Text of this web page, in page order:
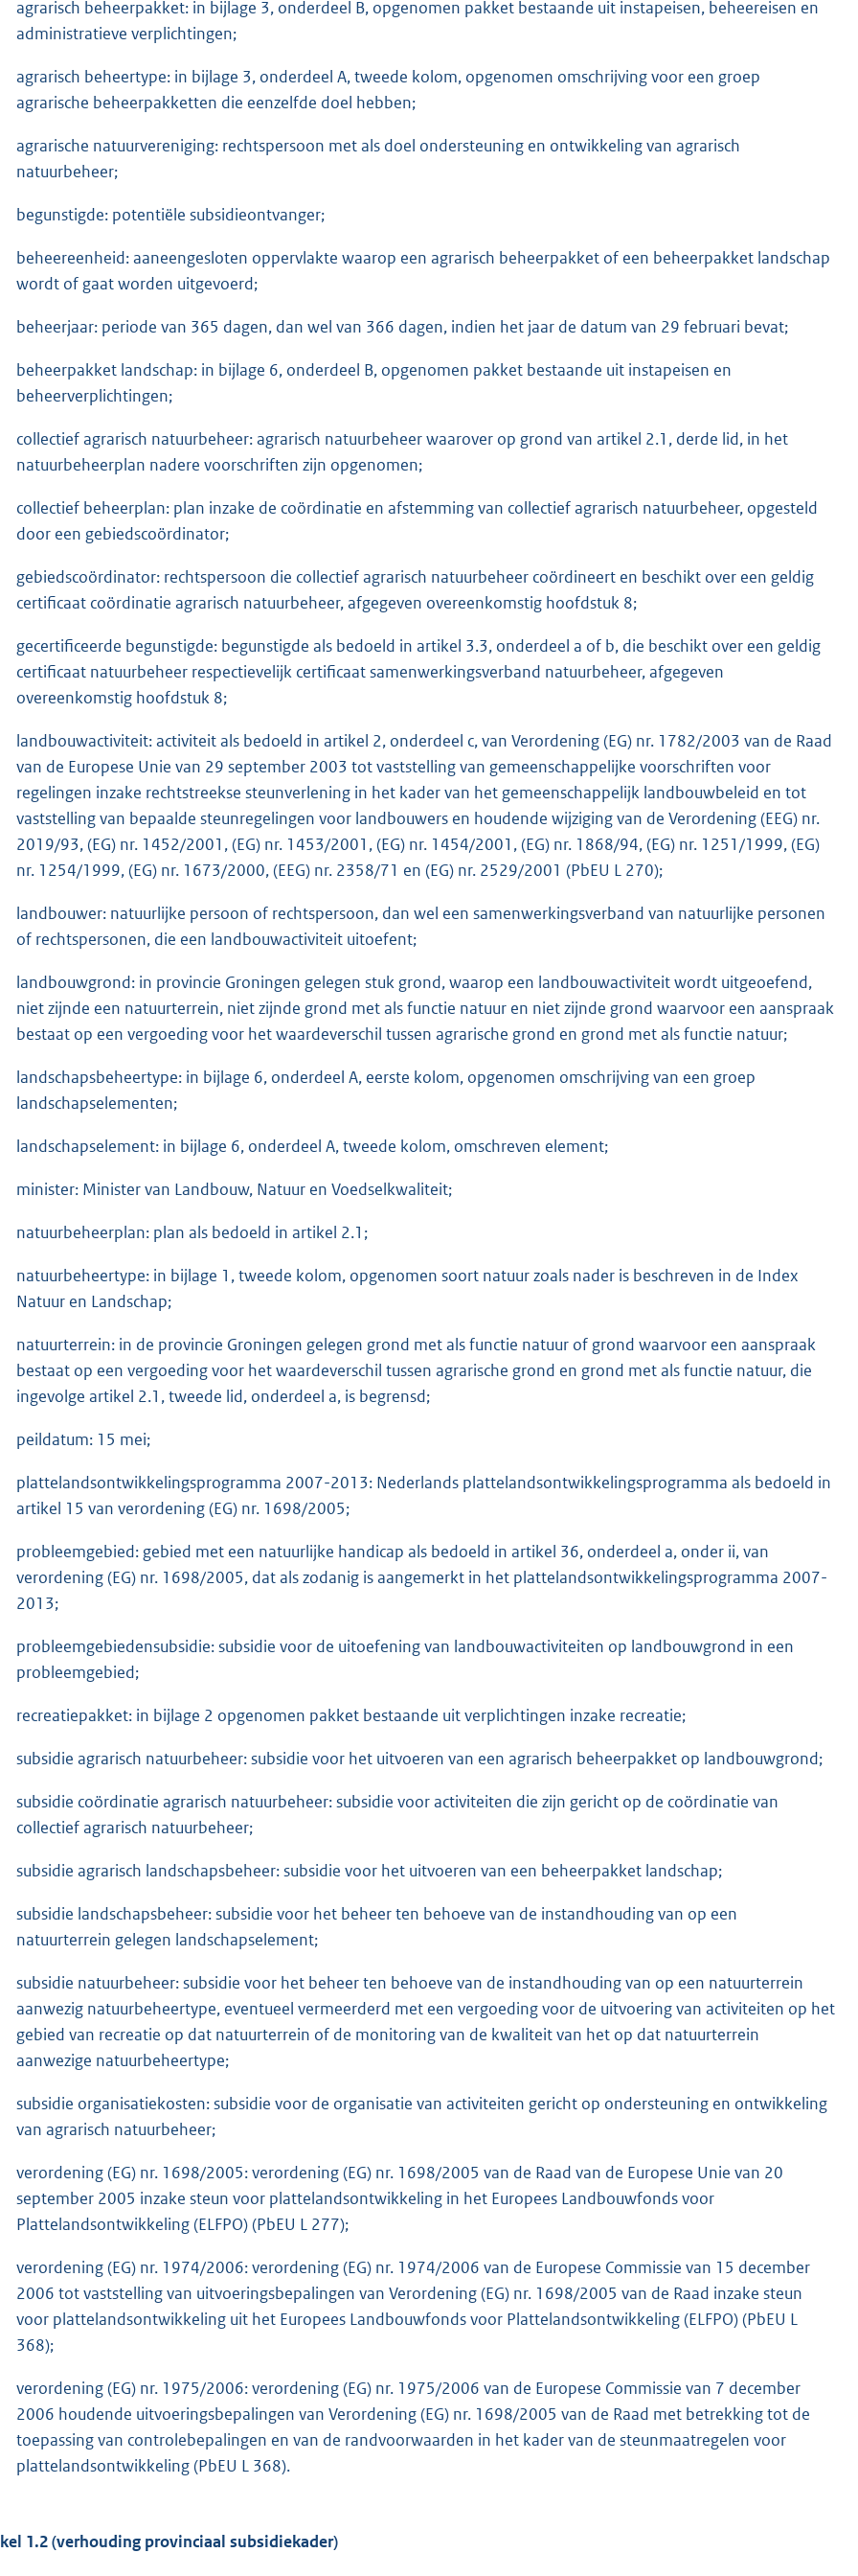
agrarisch beheerpakket: in bijlage 3, onderdeel B, opgenomen pakket bestaande uit instapeisen, beheereisen en
administratieve verplichtingen;
agrarisch beheertype: in bijlage 3, onderdeel A, tweede kolom, opgenomen omschrijving voor een groep
agrarische beheerpakketten die eenzelfde doel hebben;
agrarische natuurvereniging: rechtspersoon met als doel ondersteuning en ontwikkeling van agrarisch
natuurbeheer;
begunstigde: potentiële subsidieontvanger;
beheereenheid: aaneengesloten oppervlakte waarop een agrarisch beheerpakket of een beheerpakket landschap
wordt of gaat worden uitgevoerd;
beheerjaar: periode van 365 dagen, dan wel van 366 dagen, indien het jaar de datum van 29 februari bevat;
beheerpakket landschap: in bijlage 6, onderdeel B, opgenomen pakket bestaande uit instapeisen en
beheerverplichtingen;
collectief agrarisch natuurbeheer: agrarisch natuurbeheer waarover op grond van artikel 2.1, derde lid, in het
natuurbeheerplan nadere voorschriften zijn opgenomen;
collectief beheerplan: plan inzake de coördinatie en afstemming van collectief agrarisch natuurbeheer, opgesteld
door een gebiedscoördinator;
gebiedscoördinator: rechtspersoon die collectief agrarisch natuurbeheer coördineert en beschikt over een geldig
certificaat coördinatie agrarisch natuurbeheer, afgegeven overeenkomstig hoofdstuk 8;
gecertificeerde begunstigde: begunstigde als bedoeld in artikel 3.3, onderdeel a of b, die beschikt over een geldig
certificaat natuurbeheer respectievelijk certificaat samenwerkingsverband natuurbeheer, afgegeven
overeenkomstig hoofdstuk 8;
landbouwactiviteit: activiteit als bedoeld in artikel 2, onderdeel c, van Verordening (EG) nr. 1782/2003 van de Raad
van de Europese Unie van 29 september 2003 tot vaststelling van gemeenschappelijke voorschriften voor
regelingen inzake rechtstreekse steunverlening in het kader van het gemeenschappelijk landbouwbeleid en tot
vaststelling van bepaalde steunregelingen voor landbouwers en houdende wijziging van de Verordening (EEG) nr.
2019/93, (EG) nr. 1452/2001, (EG) nr. 1453/2001, (EG) nr. 1454/2001, (EG) nr. 1868/94, (EG) nr. 1251/1999, (EG)
nr. 1254/1999, (EG) nr. 1673/2000, (EEG) nr. 2358/71 en (EG) nr. 2529/2001 (PbEU L 270);
landbouwer: natuurlijke persoon of rechtspersoon, dan wel een samenwerkingsverband van natuurlijke personen
of rechtspersonen, die een landbouwactiviteit uitoefent;
landbouwgrond: in provincie Groningen gelegen stuk grond, waarop een landbouwactiviteit wordt uitgeoefend,
niet zijnde een natuurterrein, niet zijnde grond met als functie natuur en niet zijnde grond waarvoor een aanspraak
bestaat op een vergoeding voor het waardeverschil tussen agrarische grond en grond met als functie natuur;
landschapsbeheertype: in bijlage 6, onderdeel A, eerste kolom, opgenomen omschrijving van een groep
landschapselementen;
landschapselement: in bijlage 6, onderdeel A, tweede kolom, omschreven element;
minister: Minister van Landbouw, Natuur en Voedselkwaliteit;
natuurbeheerplan: plan als bedoeld in artikel 2.1;
natuurbeheertype: in bijlage 1, tweede kolom, opgenomen soort natuur zoals nader is beschreven in de Index
Natuur en Landschap;
natuurterrein: in de provincie Groningen gelegen grond met als functie natuur of grond waarvoor een aanspraak
bestaat op een vergoeding voor het waardeverschil tussen agrarische grond en grond met als functie natuur, die
ingevolge artikel 2.1, tweede lid, onderdeel a, is begrensd;
peildatum: 15 mei;
plattelandsontwikkelingsprogramma 2007-2013: Nederlands plattelandsontwikkelingsprogramma als bedoeld in
artikel 15 van verordening (EG) nr. 1698/2005;
probleemgebied: gebied met een natuurlijke handicap als bedoeld in artikel 36, onderdeel a, onder ii, van
verordening (EG) nr. 1698/2005, dat als zodanig is aangemerkt in het plattelandsontwikkelingsprogramma 2007-
2013;
probleemgebiedensubsidie: subsidie voor de uitoefening van landbouwactiviteiten op landbouwgrond in een
probleemgebied;
recreatiepakket: in bijlage 2 opgenomen pakket bestaande uit verplichtingen inzake recreatie;
subsidie agrarisch natuurbeheer: subsidie voor het uitvoeren van een agrarisch beheerpakket op landbouwgrond;
subsidie coördinatie agrarisch natuurbeheer: subsidie voor activiteiten die zijn gericht op de coördinatie van
collectief agrarisch natuurbeheer;
subsidie agrarisch landschapsbeheer: subsidie voor het uitvoeren van een beheerpakket landschap;
subsidie landschapsbeheer: subsidie voor het beheer ten behoeve van de instandhouding van op een
natuurterrein gelegen landschapselement;
subsidie natuurbeheer: subsidie voor het beheer ten behoeve van de instandhouding van op een natuurterrein
aanwezig natuurbeheertype, eventueel vermeerderd met een vergoeding voor de uitvoering van activiteiten op het
gebied van recreatie op dat natuurterrein of de monitoring van de kwaliteit van het op dat natuurterrein
aanwezige natuurbeheertype;
subsidie organisatiekosten: subsidie voor de organisatie van activiteiten gericht op ondersteuning en ontwikkeling
van agrarisch natuurbeheer;
verordening (EG) nr. 1698/2005: verordening (EG) nr. 1698/2005 van de Raad van de Europese Unie van 20
september 2005 inzake steun voor plattelandsontwikkeling in het Europees Landbouwfonds voor
Plattelandsontwikkeling (ELFPO) (PbEU L 277);
verordening (EG) nr. 1974/2006: verordening (EG) nr. 1974/2006 van de Europese Commissie van 15 december
2006 tot vaststelling van uitvoeringsbepalingen van Verordening (EG) nr. 1698/2005 van de Raad inzake steun
voor plattelandsontwikkeling uit het Europees Landbouwfonds voor Plattelandsontwikkeling (ELFPO) (PbEU L
368);
verordening (EG) nr. 1975/2006: verordening (EG) nr. 1975/2006 van de Europese Commissie van 7 december
2006 houdende uitvoeringsbepalingen van Verordening (EG) nr. 1698/2005 van de Raad met betrekking tot de
toepassing van controlebepalingen en van de randvoorwaarden in het kader van de steunmaatregelen voor
plattelandsontwikkeling (PbEU L 368).
1.2 (verhouding provinciaal subsidiekader)